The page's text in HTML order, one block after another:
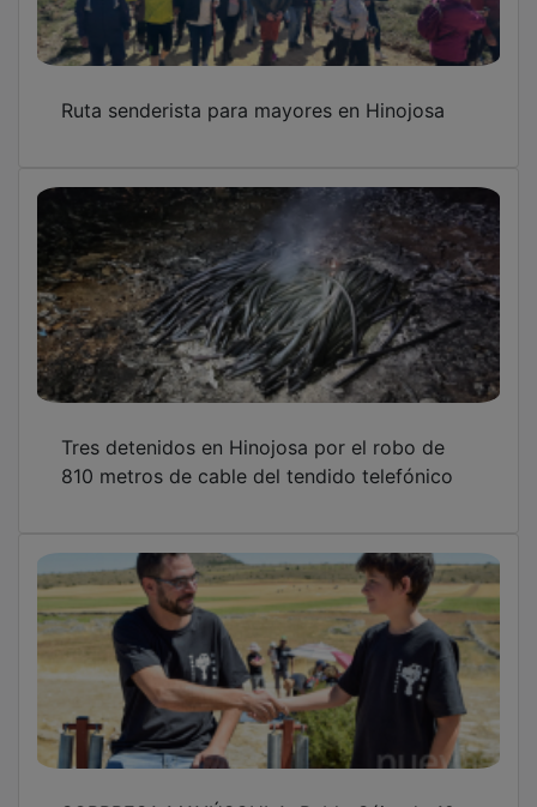
810 metros de cable del tendido telefónico
SORPRESA MAYÚSCULA: Pablo Sáiz, de 12